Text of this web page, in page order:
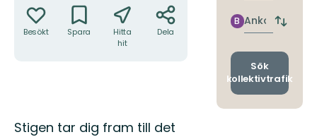
Besökt Spara
Hitta
hit
Dela
Beskrivning
Stigen tar dig fram till det
Ankomst
B
Byt
och
Sök
kollektivtrafik